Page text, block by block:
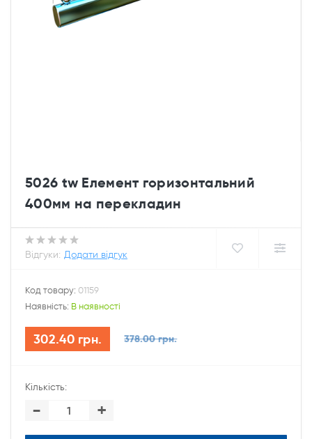
5026 tw Елемент горизонтальний
400мм на перекладин
Відгуки: Додати відгук
Код товару: 01159
Наявність: В наявності
302.40 грн. 378.00 грн.
Кількість:
- +